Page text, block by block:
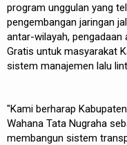
program unggulan yang
pengembangan jaringan
antar-wilayah,
Gratis untuk masyarakat
sistem manajemen lalu
"Kami berharap
Wahana Tata Nugraha
membangun sistem